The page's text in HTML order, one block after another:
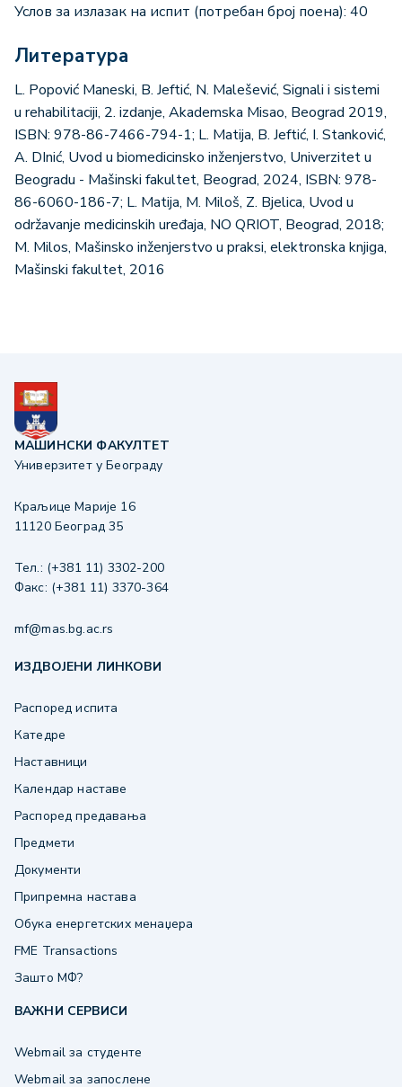
Услов за излазак на испит (потребан број поена): 40
Литература
L. Popović Maneski, B. Jeftić, N. Malešević, Signali i sistemi
u rehabilitaciji, 2. izdanje, Akademska Misao, Beograd 2019,
ISBN: 978-86-7466-794-1; L. Matija, B. Jeftić, I. Stanković,
A. DInić, Uvod u biomedicinsko inženjerstvo, Univerzitet u
Beogradu - Mašinski fakultet, Beograd, 2024, ISBN: 978-
86-6060-186-7; L. Matija, M. Miloš, Z. Bjelica, Uvod u
održavanje medicinskih uređaja, NO QRIOT, Beograd, 2018;
M. Мilos, Mašinsko inženjerstvo u praksi, elektronska knjiga,
Mašinski fakultet, 2016
МАШИНСКИ ФАКУЛТЕТ
Универзитет у Београду
Краљице Марије 16
11120 Београд 35
Тел.: (+381 11) 3302-200
Факс: (+381 11) 3370-364
mf@mas.bg.ac.rs
ИЗДВОЈЕНИ ЛИНКОВИ
Распоред испита
Катедре
Наставници
Календар наставе
Распоред предавања
Предмети
Документи
Припремна настава
Обука енергетских менаџера
FME Transactions
Зашто МФ?
ВАЖНИ СЕРВИСИ
Webmail за студенте
Webmail за запослене